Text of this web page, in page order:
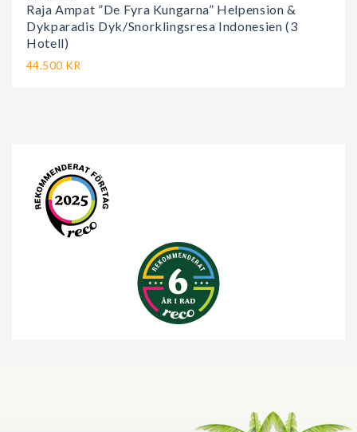
Raja Ampat ”De Fyra Kungarna” Helpension &
Dykparadis Dyk/Snorklingsresa Indonesien (3
Hotell)
44.500 KR